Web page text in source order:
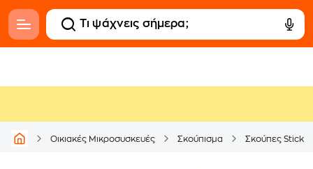
Οικιακές Μικροσυσκευές Σκούπισμα Σκούπες Stick